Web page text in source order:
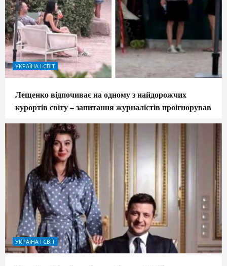
УКРАЇНА І СВІТ
Лещенко відпочиває на одному з найдорожчих
курортів світу – запитання журналістів проігнорував
УКРАЇНА І СВІТ